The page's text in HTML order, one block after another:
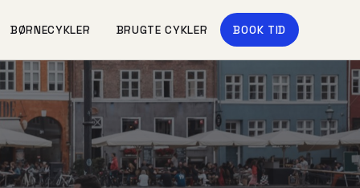
BØRNECYKLER BRUGTE CYKLER BOOK TID